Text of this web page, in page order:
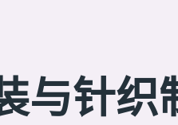
与针织